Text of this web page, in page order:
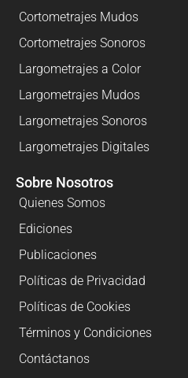
Cortometrajes Mudos
Cortometrajes Sonoros
Largometrajes a Color
Largometrajes Mudos
Largometrajes Sonoros
Largometrajes Digitales
Sobre Nosotros
Quienes Somos
Ediciones
Publicaciones
Políticas de Privacidad
Políticas de Cookies
Términos y Condiciones
Contáctanos